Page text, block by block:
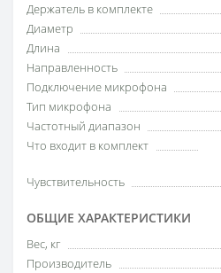
Держатель в комплекте
Диаметр
Длина
Направленность
Подключение микрофона
Тип микрофона
Частотный диапазон
Что входит в комплект
Чувствительность
ОБЩИЕ ХАРАКТЕРИСТИКИ
Вес, кг
Производитель